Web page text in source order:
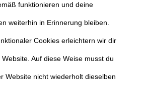
funktionieren und deine
weiterhin in Erinnerung bleiben.
Cookies erleichtern wir dir
Auf diese Weise musst du
Website nicht wiederholt dieselben